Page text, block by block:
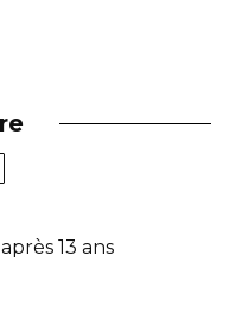
13 ans